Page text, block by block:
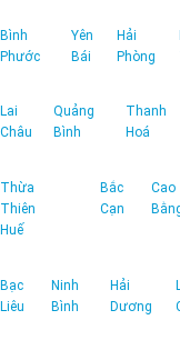
Bình
Phước
Yên
Bái
Hải
Phòng
Lai
Châu
Quảng
Bình
Thanh
Hoá
Thừa
Thiên
Huế
Bắc
Cạn
Cao
Bạc
Liêu
Ninh
Bình
Hải
Dương